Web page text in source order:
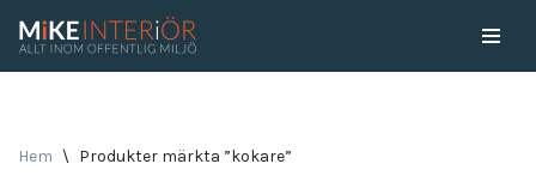
Hem \ Produkter märkta ”kokare”